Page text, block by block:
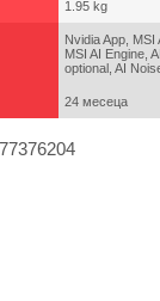
1.95 kg
Nvidia App,
MSI AI Engine,
optional, AI
24 месеца